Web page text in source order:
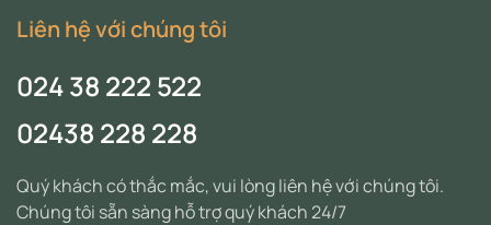
Liên hệ với chúng tôi
024 38 222 522
02438 228 228
Quý khách có thắc mắc, vui lòng liên hệ với chúng tôi.
Chúng tôi sẵn sàng hỗ trợ quý khách 24/7